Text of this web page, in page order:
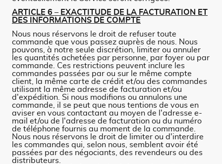
ARTICLE 6 – EXACTITUDE DE LA FACTURATION ET
DES INFORMATIONS DE COMPTE
Nous nous réservons le droit de refuser toute
commande que vous passez auprès de nous. Nous
pouvons, à notre seule discrétion, limiter ou annuler
les quantités achetées par personne, par foyer ou par
commande. Ces restrictions peuvent inclure les
commandes passées par ou sur le même compte
client, la même carte de crédit et/ou des commandes
utilisant la même adresse de facturation et/ou
d'expédition. Si nous modifions ou annulons une
commande, il se peut que nous tentions de vous en
aviser en vous contactant au moyen de l'adresse e-
mail et/ou de l'adresse de facturation ou du numéro
de téléphone fournis au moment de la commande.
Nous nous réservons le droit de limiter ou d'interdire
les commandes qui, selon nous, semblent avoir été
passées par des négociants, des revendeurs ou des
distributeurs.